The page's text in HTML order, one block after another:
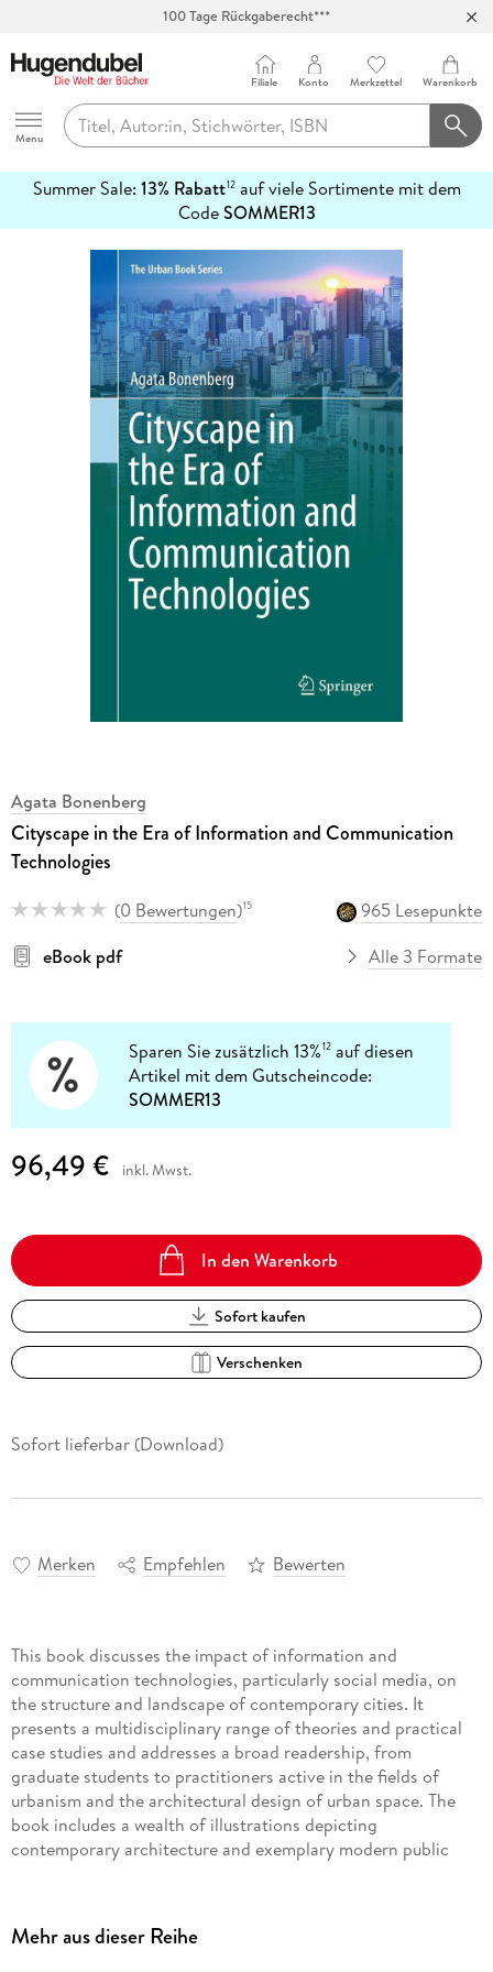
100 Tage Rückgaberecht***
Hugendubel
Menu
Filiale Konto Merkzettel Warenkorb
Summer Sale: 13% Rabatt12auf viele Sortimente mit dem
CodeSOMMER13
erfahren
Agata Bonenberg
Cityscape in the Era of Information and Communication
Technologies
(0 Bewertungen)15
965 Lesepunkte
eBook pdf
Alle 3 Formate
Sparen Sie zusätzlich 13%12 auf diesen
Artikel mit dem Gutscheincode:
SOMMER13
96,49 € inkl. Mwst.
In den Warenkorb
Sofort kaufen
Verschenken
Sofort lieferbar (Download)
Merken Empfehlen Bewerten
This book discusses the impact of information and
communication technologies, particularly social media, on
the structure and landscape of contemporary cities. It
presents a multidisciplinary range of theories and practical
case studies and addresses a broad readership, from
graduate students to practitioners active in the fields of
urbanism and the architectural design of urban space. The
book includes a wealth of illustrations depicting
contemporary architecture and exemplary modern public
Mehr aus dieser Reihe